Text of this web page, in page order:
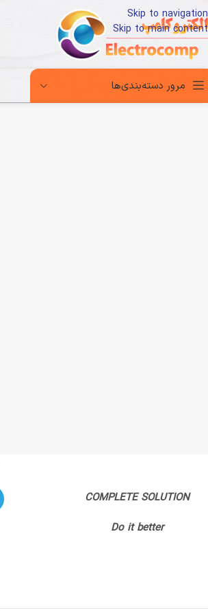
Skip to navigation
Skip to main content
مرور دسته‌بندی‌ها
COMPLETE SOLUTION
Do it better